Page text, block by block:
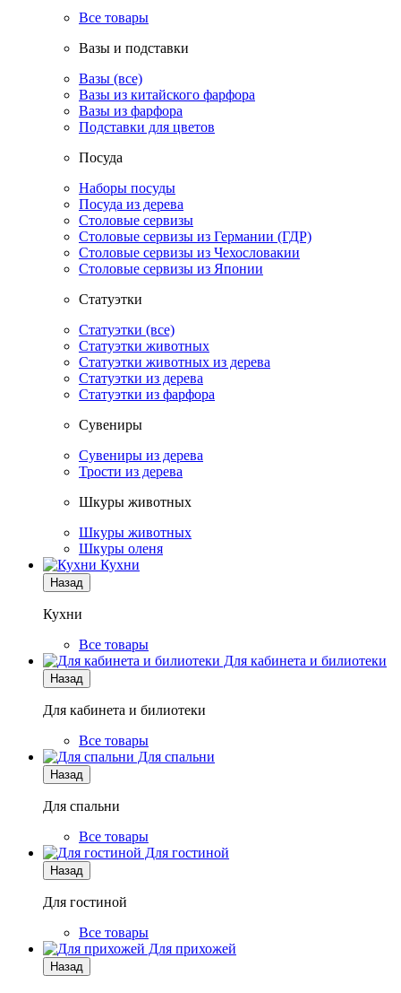
Все товары
Вазы и подставки
Вазы (все)
Вазы из китайского фарфора
Вазы из фарфора
Подставки для цветов
Посуда
Наборы посуды
Посуда из дерева
Столовые сервизы
Столовые сервизы из Германии (ГДР)
Столовые сервизы из Чехословакии
Столовые сервизы из Японии
Статуэтки
Статуэтки (все)
Статуэтки животных
Статуэтки животных из дерева
Статуэтки из дерева
Статуэтки из фарфора
Сувениры
Сувениры из дерева
Трости из дерева
Шкуры животных
Шкуры животных
Шкуры оленя
Кухни
Назад
Кухни
Все товары
Для кабинета и билиотеки
Назад
Для кабинета и билиотеки
Все товары
Для спальни
Назад
Для спальни
Все товары
Для гостиной
Назад
Для гостиной
Все товары
Для прихожей
Назад